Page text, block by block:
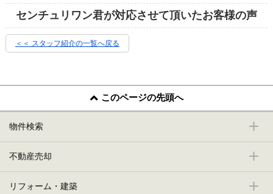
センチュリワン君が対応させて頂いたお客様の声
＜＜ スタッフ紹介の一覧へ戻る
このページの先頭へ
物件検索
不動産売却
リフォーム・建築